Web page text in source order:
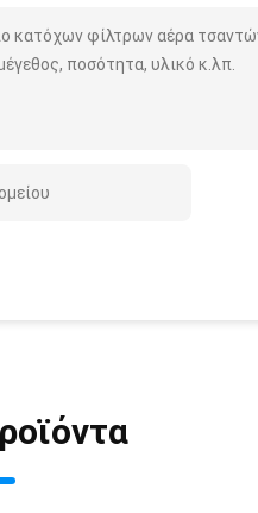
κατόχων φίλτρων αέρα
ποσότητα, υλικό κ.λπ.